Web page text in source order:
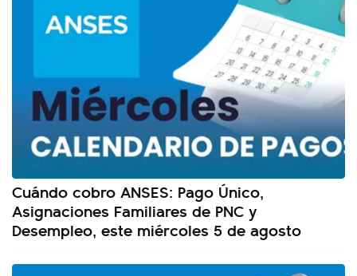
Cuándo cobro ANSES: Pago Único,
Asignaciones Familiares de PNC y
Desempleo, este miércoles 5 de agosto